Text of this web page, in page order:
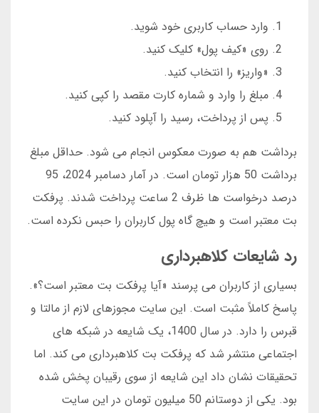
وارد حساب کاربری خود شوید.
روی «کیف پول» کلیک کنید.
«واریز» را انتخاب کنید.
مبلغ را وارد و شماره کارت مقصد را کپی کنید.
پس از پرداخت، رسید را آپلود کنید.
برداشت هم به صورت معکوس انجام می شود. حداقل مبلغ
برداشت 50 هزار تومان است. در آمار دسامبر 2024، 95
درصد درخواست ها ظرف 2 ساعت پرداخت شدند. پرفکت
بت معتبر است و هیچ گاه پول کاربران را حبس نکرده است.
رد شایعات کلاهبرداری
بسیاری از کاربران می پرسند «آیا پرفکت بت معتبر است؟».
پاسخ کاملاً مثبت است. این سایت مجوزهای لازم از مالتا و
قبرس را دارد. در سال 1400، یک شایعه در شبکه های
اجتماعی منتشر شد که پرفکت بت کلاهبرداری می کند. اما
تحقیقات نشان داد این شایعه از سوی رقیبان پخش شده
بود. یکی از دوستانم 50 میلیون تومان در این سایت